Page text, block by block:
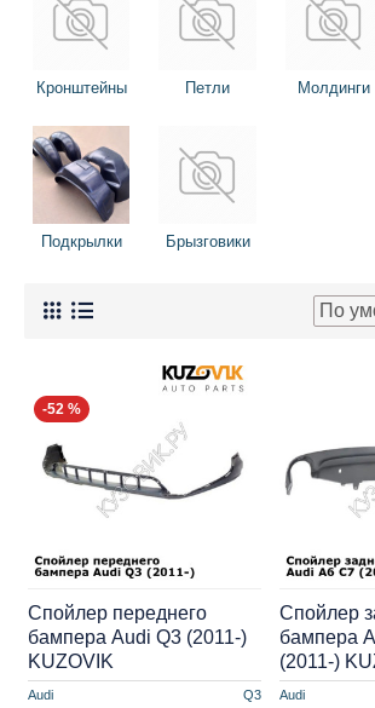
Кронштейны Петли Молдинги
Подкрылки Брызговики
-52 %
Audi Q3
Спойлер переднего
бампера Audi Q3 (2011-)
KUZOVIK
Audi
Спойлер
бампера
(2011-)